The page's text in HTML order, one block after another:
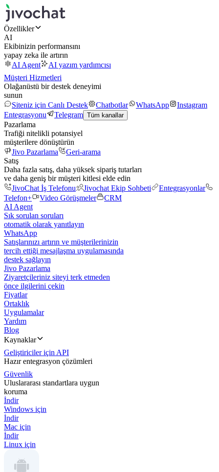
Özellikler
AI
Ekibinizin performansını
yapay zeka ile artırın
AI Agent
AI yazım yardımcısı
Müşteri Hizmetleri
Olağanüstü bir destek deneyimi
sunun
Siteniz için Canlı Destek
Chatbotlar WhatsApp
Instagram
Entegrasyonu
Telegram Tüm kanallar
Pazarlama
Trafiği nitelikli potansiyel
müşterilere dönüştürün
Jivo Pazarlama
Geri-arama
Satış
Daha fazla satış, daha yüksek sipariş tutarları
ve daha geniş bir müşteri kitlesi elde edin
JivoChat İş Telefonu
Jivochat Ekip Sohbeti
Entegrasyonlar
Telefon+
Video Görüşmeler
CRM
AI Agent
Sık sorulan soruları
otomatik olarak yanıtlayın
WhatsApp
Satışlarınızı artırın ve müşterilerinizin
tercih ettiği mesajlaşma uygulamasında
destek sağlayın
Jivo Pazarlama
Ziyaretçileriniz siteyi terk etmeden
önce ilgilerini çekin
Fiyatlar
Ortaklık
Uygulamalar
Yardım
Blog
Kaynaklar
Geliştiriciler için API
Hazır entegrasyon çözümleri
Güvenlik
Uluslararası standartlara uygun
koruma
İndir
Windows için
İndir
Mac için
İndir
Linux için